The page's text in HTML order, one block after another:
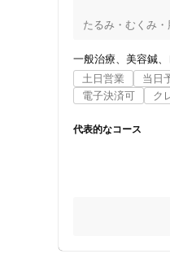
ジ
特
たるみ・むくみ
【美容鍼】
お顔のたるみや
長時間のスマホ
美容鍼では、筋
また、自律神経
【小顔スイッチ
一般治療 美容鍼
土日営業
当日
電子決済可
ク
代表的なコース